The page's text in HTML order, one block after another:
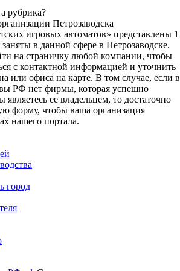
рубрика?
Петрозаводска
игровых автоматов» представлены 1
в данной сфере в Петрозаводске.
на страничку любой компании, чтобы
с контактной информацией и уточнить
или офиса на карте. В том случае, если в
РФ нет фирмы, которая успешно
являетесь ее владельцем, то достаточно
форму, чтобы ваша организация
нашего портала.
город